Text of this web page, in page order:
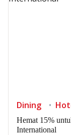
Dining
Hemat 15%
International